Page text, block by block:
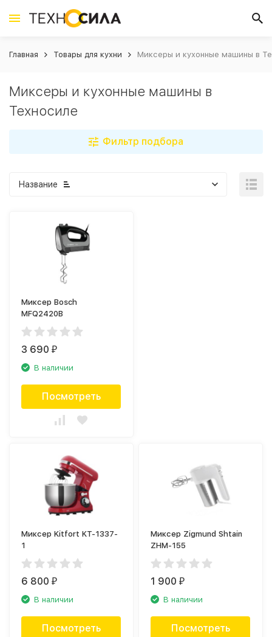
Главная Товары для кухни Миксеры и кухонные машины в
Миксеры и кухонные машины в
Техносиле
Фильтр подбора
Название
Миксер Bosch
MFQ2420B
3 690₽
В наличии
Посмотреть
Миксер Kitfort KT-1337-
1
6 800₽
В наличии
Посмотреть
Миксер Zigmund Shtain
ZHM-155
1 900₽
В наличии
Посмотреть